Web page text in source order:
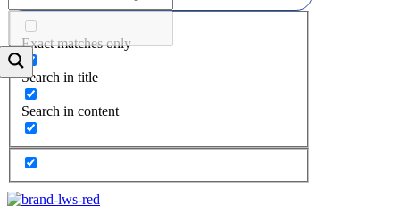
Exact matches only
Search in title
Search in content